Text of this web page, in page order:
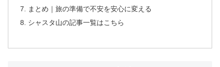
まとめ｜旅の準備で不安を安心に変える
シャスタ山の記事一覧はこちら